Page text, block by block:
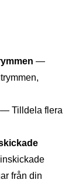
—
— Tilldela flera
från din